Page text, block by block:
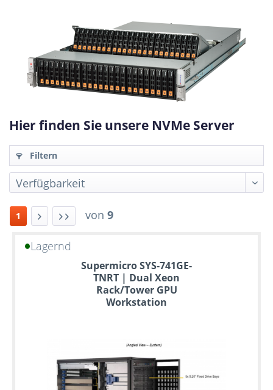
Hier finden Sie unsere NVMe Server
Filtern
1 von 9
Gebrauchte
Lagernd
Supermicro SYS-741GE-
TNRT | Dual Xeon
Rack/Tower GPU
Workstation